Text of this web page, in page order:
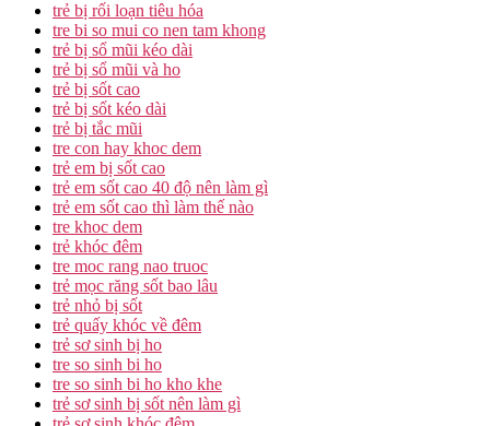
trẻ bị rối loạn tiêu hóa
tre bi so mui co nen tam khong
trẻ bị sổ mũi kéo dài
trẻ bị sổ mũi và ho
trẻ bị sốt cao
trẻ bị sốt kéo dài
trẻ bị tắc mũi
tre con hay khoc dem
trẻ em bị sốt cao
trẻ em sốt cao 40 độ nên làm gì
trẻ em sốt cao thì làm thế nào
tre khoc dem
trẻ khóc đêm
tre moc rang nao truoc
trẻ mọc răng sốt bao lâu
trẻ nhỏ bị sốt
trẻ quấy khóc về đêm
trẻ sơ sinh bị ho
tre so sinh bi ho
tre so sinh bi ho kho khe
trẻ sơ sinh bị sốt nên làm gì